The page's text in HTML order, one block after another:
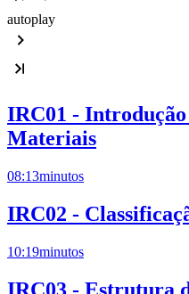
autoplay
IRC01 - Introdução
Materiais
08:13minutos
IRC02 -
10:19minutos